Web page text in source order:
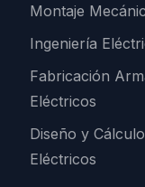
Montaje
Ingeniería
Fabricación
Eléctricos
Diseño y
Eléctricos